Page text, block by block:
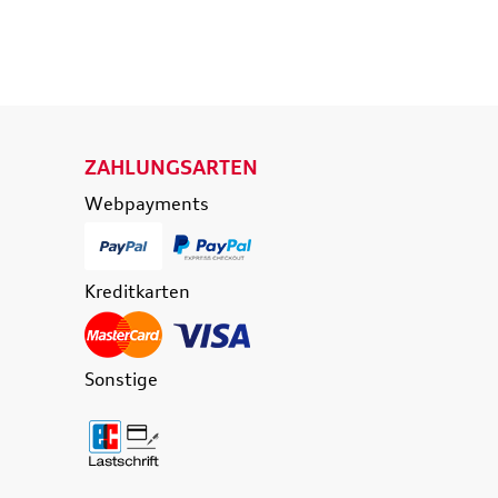
ZAHLUNGSARTEN
Webpayments
Kreditkarten
Sonstige